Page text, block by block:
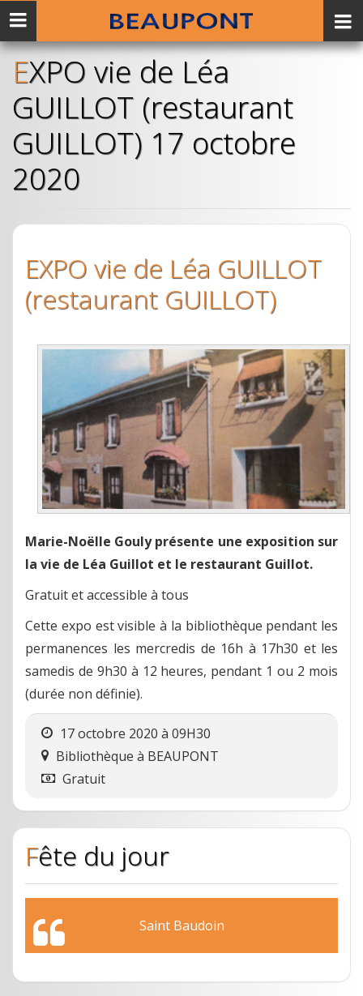
EXPO vie de Léa
GUILLOT (restaurant
GUILLOT) 17 octobre
2020
EXPO vie de Léa GUILLOT
(restaurant GUILLOT)
Marie-Noëlle Gouly présente une exposition sur
la vie de Léa Guillot et le restaurant Guillot.
Gratuit et accessible à tous
Cette expo est visible à la bibliothèque pendant les
permanences les mercredis de 16h à 17h30 et les
samedis de 9h30 à 12 heures, pendant 1 ou 2 mois
(durée non définie).
17 octobre 2020 à 09H30
Bibliothèque à BEAUPONT
Gratuit
Fête du jour
Saint Baudoin
Menu
mobile